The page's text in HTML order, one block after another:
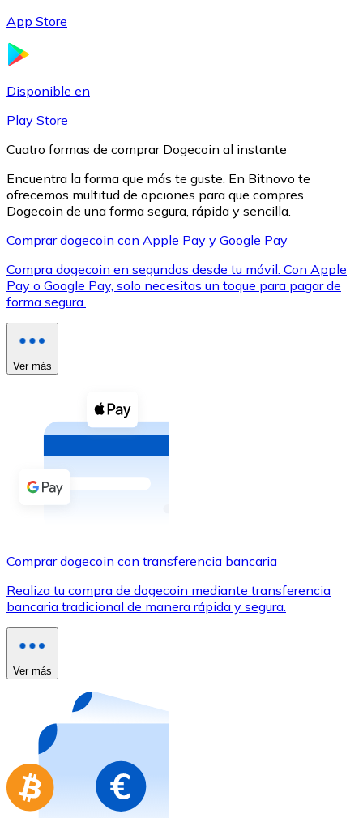
LTC
Ver todo
Compra criptomonedas con efectivo en tu tienda más
Comprar con efectivo
Transferencia SEPA
Añade fondos a tu cuenta Bitnovo o realiza compras
Comprar con Transferencia
Utiliza tarjetas Visa y Mastercard para comprar
Comprar con tarjeta
Tienda - Tarjetas regalo
Nuevo
Compra tarjetas regalo de tus marcas favoritas con
Ir a la tienda de tarjetas regalo
App Store
Disponible en
Play Store
Cuatro formas de comprar Dogecoin al instante
Encuentra la forma que más te guste. En Bitnovo te
ofrecemos multitud de opciones para que compres
Dogecoin de una forma segura, rápida y sencilla.
Comprar dogecoin con Apple Pay y Google Pay
Compra dogecoin en segundos desde tu móvil. Con Apple
Pay o Google Pay, solo necesitas un toque para pagar de
forma segura.
Ver más
Comprar dogecoin con transferencia bancaria
Realiza tu compra de dogecoin mediante transferencia
bancaria tradicional de manera rápida y segura.
Ver más